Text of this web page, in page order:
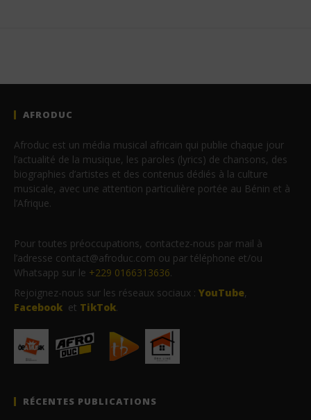
AFRODUC
Afroduc est un média musical africain qui publie chaque jour
l’actualité de la musique, les paroles (lyrics) de chansons, des
biographies d’artistes et des contenus dédiés à la culture
musicale, avec une attention particulière portée au Bénin et à
l’Afrique.
Pour toutes préoccupations, contactez-nous par mail à
l’adresse contact@afroduc.com ou par téléphone et/ou
Whatsapp sur le +229 0166313636.
Rejoignez-nous sur les réseaux sociaux : YouTube,
Facebook et TikTok.
RÉCENTES PUBLICATIONS